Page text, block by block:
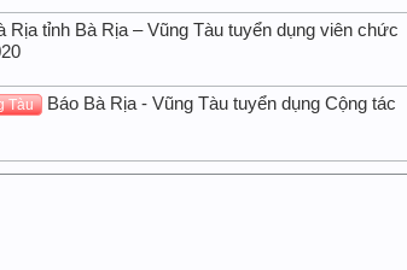
Rịa tỉnh Bà Rịa – Vũng Tàu tuyển dụng viên chức
Tàu
Báo Bà Rịa - Vũng Tàu tuyển dụng Cộng tác